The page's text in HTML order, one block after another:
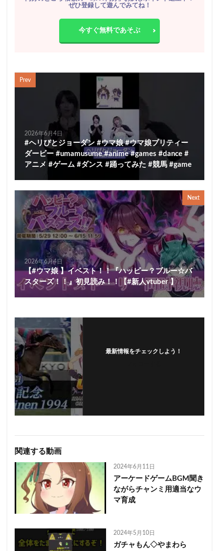
ぜひ登録して遊んでみてね！
今すぐ無料であそぶ
Prev
2026年6月4日
#ヘリぴとジョーダン #ウマ娘 #ウマ娘プリティー
ダービー #umamusume #anime #games #dance #
アニメ #ゲーム #ダンス #踊ってみた #競馬 #game
Next
2026年6月4日
【#ウマ娘 】イベスト！！『ハッピー？ブルー☆バ
スターズ！！』初見読み！！【#新人vtuber 】
最新情報をチェックしよう！
関連する動画
2024年6月11日
アーケードゲームBGM聞き
ながらチャンミ用適当なウ
マ育成
2024年5月10日
ガチャもん◇やまわら